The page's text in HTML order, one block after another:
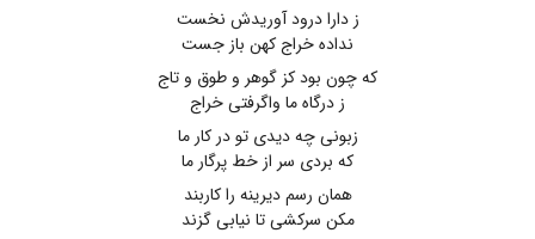
ز دارا درود آوریدش نخست
نداده خراج کهن باز جست
که چون بود کز گوهر و طوق و تاج
ز درگاه ما واگرفتی خراج
زبونی چه دیدی تو در کار ما
که بردی سر از خط پرگار ما
همان رسم دیرینه را کاربند
مکن سرکشی تا نیابی گزند